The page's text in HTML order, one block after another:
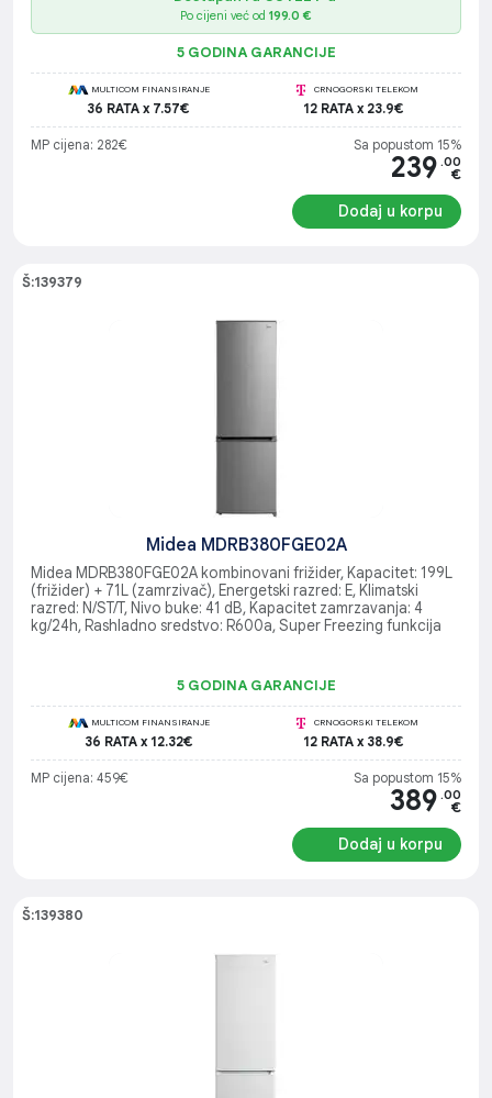
Po cijeni već od 199.0 €
5 GODINA GARANCIJE
MULTICOM FINANSIRANJE
36 RATA x 7.57€
CRNOGORSKI TELEKOM
12 RATA x 23.9€
MP cijena: 282€ Sa popustom 15%
239 .00
€
Dodaj u korpu
Š:139379
Midea MDRB380FGE02A
Midea MDRB380FGE02A kombinovani frižider, Kapacitet: 199L
(frižider) + 71L (zamrzivač), Energetski razred: E, Klimatski
razred: N/ST/T, Nivo buke: 41 dB, Kapacitet zamrzavanja: 4
kg/24h, Rashladno sredstvo: R600a, Super Freezing funkcija
5 GODINA GARANCIJE
MULTICOM FINANSIRANJE
36 RATA x 12.32€
CRNOGORSKI TELEKOM
12 RATA x 38.9€
MP cijena: 459€ Sa popustom 15%
389 .00
€
Dodaj u korpu
Š:139380